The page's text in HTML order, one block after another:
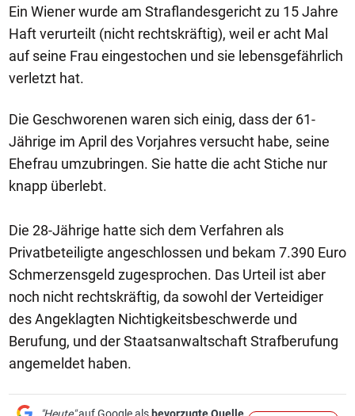
Ein Wiener wurde am Straflandesgericht zu 15 Jahre
Haft verurteilt (nicht rechtskräftig), weil er acht Mal
auf seine Frau eingestochen und sie lebensgefährlich
verletzt hat.
Die Geschworenen waren sich einig, dass der 61-
Jährige im April des Vorjahres versucht habe, seine
Ehefrau umzubringen. Sie hatte die acht Stiche nur
knapp überlebt.
Die 28-Jährige hatte sich dem Verfahren als
Privatbeteiligte angeschlossen und bekam 7.390 Euro
Schmerzensgeld zugesprochen. Das Urteil ist aber
noch nicht rechtskräftig, da sowohl der Verteidiger
des Angeklagten Nichtigkeitsbeschwerde und
Berufung, und der Staatsanwaltschaft Strafberufung
angemeldet haben.